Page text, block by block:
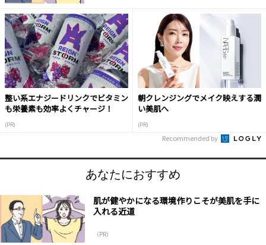
整い系エナジードリンクでビタミン
も栄養素も効率よくチャージ！
(PR)
朝クレンジングでメイク映えする潤
い美肌へ
(PR)
Recommended by
あなたにおすすめ
肌が健やかになる環境作りこそが美肌を手に
入れる近道
（PR）